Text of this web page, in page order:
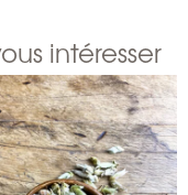
intéresser